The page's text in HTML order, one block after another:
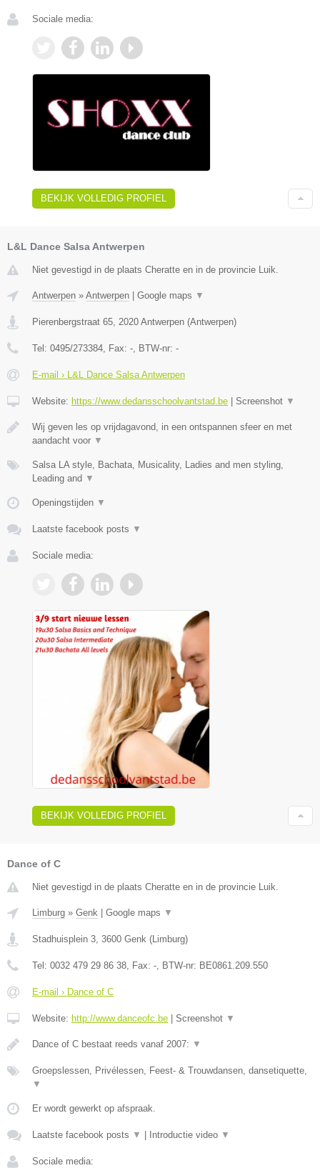
Sociale media:
BEKIJK VOLLEDIG PROFIEL
L&L Dance Salsa Antwerpen
Niet gevestigd in de plaats Cheratte en in de provincie Luik.
Antwerpen » Antwerpen | Google maps ▼
Pierenbergstraat 65 2020 Antwerpen (Antwerpen)
Tel: 0495/273384 , Fax: - , BTW-nr: -
E-mail › L&L Dance Salsa Antwerpen
Website: https://www.dedansschoolvantstad.be | Screenshot ▼
Wij geven les op vrijdagavond, in een ontspannen sfeer en met
aandacht voor ▼
Salsa LA style, Bachata, Musicality, Ladies and men styling,
Leading and ▼
Openingstijden ▼
Laatste facebook posts ▼
Sociale media:
BEKIJK VOLLEDIG PROFIEL
Dance of C
Niet gevestigd in de plaats Cheratte en in de provincie Luik.
Limburg » Genk | Google maps ▼
Stadhuisplein 3 3600 Genk (Limburg)
Tel: 0032 479 29 86 38 , Fax: - , BTW-nr: BE0861.209.550
E-mail › Dance of C
Website: http://www.danceofc.be | Screenshot ▼
Dance of C bestaat reeds vanaf 2007: ▼
Groepslessen, Privélessen, Feest- & Trouwdansen, dansetiquette,
▼
Er wordt gewerkt op afspraak.
Laatste facebook posts ▼ | Introductie video ▼
Sociale media: